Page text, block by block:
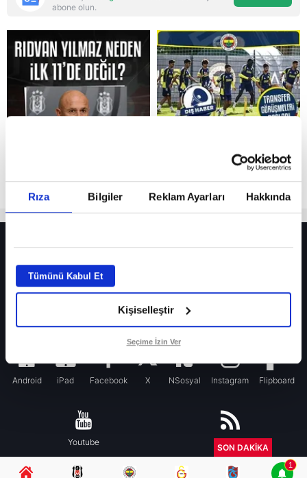
Rıza Bilgiler Reklam Ayarları Hakkında
Tümünü Kabul Et
Kişiselleştir
Seçime İzin Ver
Reddet
abone olun.
Fenerbahçe’de sürpriz ayrılık ihtimali! Devre arasında gelmişti
Fenerbahçe’nin yeni transferi Mason Greenwood için olay sözler!
Galatasaray’da rota yeniden Thiago Almada!
Android iPad Facebook X NSosyal Instagram Flipboard
Youtube RSS
SON DAKİKA
1